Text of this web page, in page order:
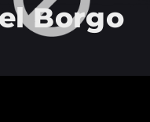
Borgo